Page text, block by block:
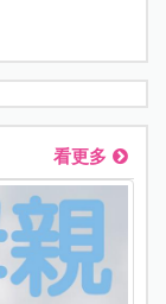
看更多